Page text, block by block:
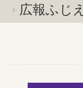
広報ふじ